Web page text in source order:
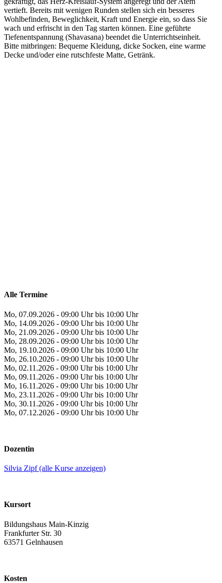
vertieft. Bereits mit wenigen Runden stellen sich ein besseres
Wohlbefinden, Beweglichkeit, Kraft und Energie ein, so dass Sie
wach und erfrischt in den Tag starten können. Eine geführte
Tiefenentspannung (Shavasana) beendet die Unterrichtseinheit.
Bitte mitbringen: Bequeme Kleidung, dicke Socken, eine warme
Decke und/oder eine rutschfeste Matte, Getränk.
Alle Termine
Mo, 07.09.2026 - 09:00 Uhr bis 10:00 Uhr
Mo, 14.09.2026 - 09:00 Uhr bis 10:00 Uhr
Mo, 21.09.2026 - 09:00 Uhr bis 10:00 Uhr
Mo, 28.09.2026 - 09:00 Uhr bis 10:00 Uhr
Mo, 19.10.2026 - 09:00 Uhr bis 10:00 Uhr
Mo, 26.10.2026 - 09:00 Uhr bis 10:00 Uhr
Mo, 02.11.2026 - 09:00 Uhr bis 10:00 Uhr
Mo, 09.11.2026 - 09:00 Uhr bis 10:00 Uhr
Mo, 16.11.2026 - 09:00 Uhr bis 10:00 Uhr
Mo, 23.11.2026 - 09:00 Uhr bis 10:00 Uhr
Mo, 30.11.2026 - 09:00 Uhr bis 10:00 Uhr
Mo, 07.12.2026 - 09:00 Uhr bis 10:00 Uhr
Dozentin
Silvia Zipf (alle Kurse anzeigen)
Kursort
Bildungshaus Main-Kinzig
Frankfurter Str. 30
63571 Gelnhausen
Kosten